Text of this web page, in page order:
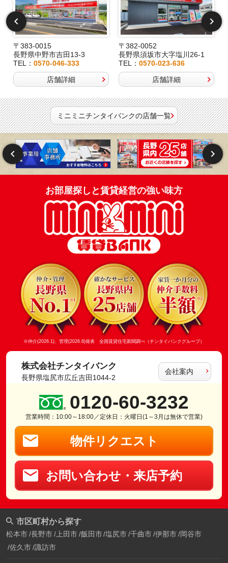
〒383-0015
長野県中野市吉田13-3
TEL： 0570-046-333
店舗詳細
〒382-0052
長野県須坂市大字塩川26-1
TEL：0570-023-636
店舗詳細
ミニミニチンタイバンクの店舗一覧
お部屋探しと賃貸経営の強い味方
※仲介(2026.1)、管理(2026.8)発表 全国賃貸住宅新聞調べ（チンタイバンクグループ）
株式会社チンタイバンク
長野県塩尻市広丘吉田1044-2
会社案内
0120-60-3232
営業時間：10:00～18:00／定休日：火曜日(1～3月は無休で営業)
物件リクエスト
お問い合わせ・来店予約
市区町村から探す
松本市 長野市 上田市 飯田市 塩尻市 千曲市 伊那市 岡谷市
佐久市 諏訪市